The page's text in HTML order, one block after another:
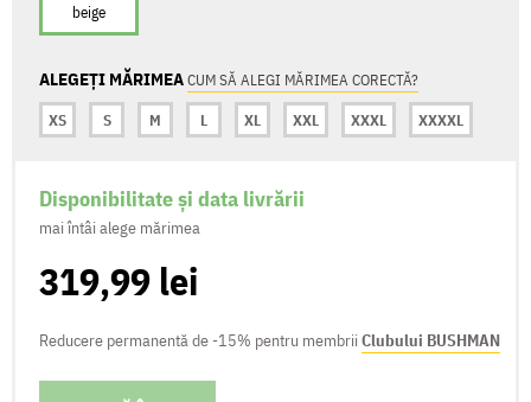
beige
ALEGEȚI MĂRIMEACUM SĂ ALEGI MĂRIMEA CORECTĂ?
XS
S M L XL XXL XXXL XXXXL
Disponibilitate și data livrării
mai întâi alege mărimea
319,99 lei
Reducere permanentă de -15% pentru membrii Clubului BUSHMAN